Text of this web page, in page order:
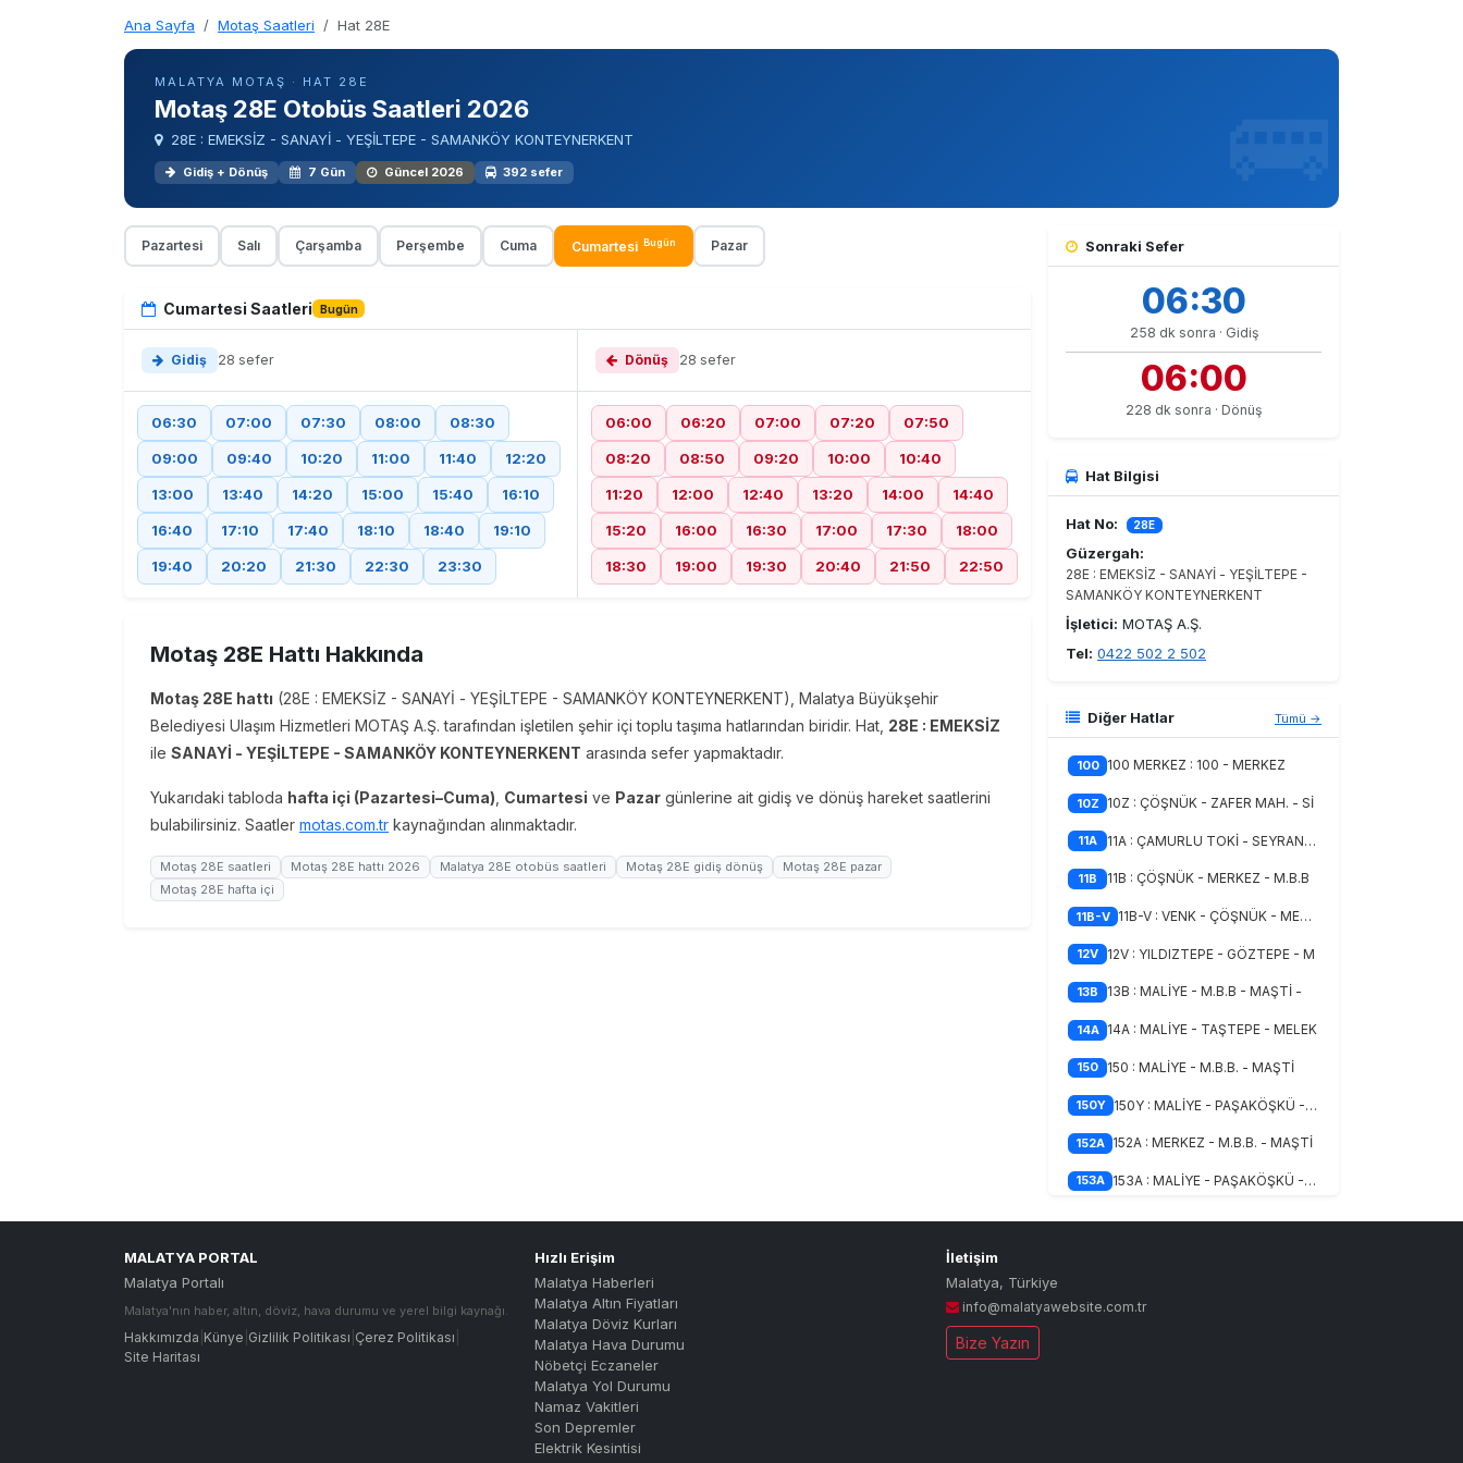
Ana Sayfa Motaş Saatleri Hat 28E
MALATYA MOTAŞ · HAT 28E
Motaş 28E Otobüs Saatleri 2026
28E : EMEKSİZ - SANAYİ - YEŞİLTEPE - SAMANKÖY KONTEYNERKENT
Gidiş + Dönüş 7 Gün Güncel 2026 392 sefer
Pazartesi Salı Çarşamba Perşembe Cuma Cumartesi Bugün Pazar
Cumartesi Saatleri Bugün
Gidiş 28 sefer
06:30 07:00 07:30 08:00 08:30
09:00 09:40 10:20 11:00 11:40 12:20
13:00 13:40 14:20 15:00 15:40 16:10
16:40 17:10 17:40 18:10 18:40 19:10
19:40 20:20 21:30 22:30 23:30
Dönüş 28 sefer
06:00 06:20 07:00 07:20 07:50
08:20 08:50 09:20 10:00 10:40
11:20 12:00 12:40 13:20 14:00 14:40
15:20 16:00 16:30 17:00 17:30 18:00
18:30 19:00 19:30 20:40 21:50 22:50
Motaş 28E Hattı Hakkında
Motaş 28E hattı (28E : EMEKSİZ - SANAYİ - YEŞİLTEPE - SAMANKÖY KONTEYNERKENT), Malatya Büyükşehir
Belediyesi Ulaşım Hizmetleri MOTAŞ A.Ş. tarafından işletilen şehir içi toplu taşıma hatlarından biridir. Hat, 28E : EMEKSİZ
ile SANAYİ - YEŞİLTEPE - SAMANKÖY KONTEYNERKENT arasında sefer yapmaktadır.
Yukarıdaki tabloda hafta içi (Pazartesi–Cuma) Cumartesi ve Pazar günlerine ait gidiş ve dönüş hareket saatlerini
bulabilirsiniz. Saatler motas.com.tr kaynağından alınmaktadır.
Motaş 28E saatleri Motaş 28E hattı 2026 Malatya 28E otobüs saatleri Motaş 28E gidiş dönüş
Motaş 28E pazar
Motaş 28E hafta içi
Sonraki Sefer
06:30
258 dk sonra · Gidiş
06:00
228 dk sonra · Dönüş
Hat Bilgisi
Hat No: 28E
Güzergah:
28E : EMEKSİZ - SANAYİ - YEŞİLTEPE -
SAMANKÖY KONTEYNERKENT
İşletici: MOTAŞ A.Ş.
Tel: 0422 502 2 502
Diğer Hatlar Tümü →
100 100 MERKEZ : 100 - MERKEZ
10Z 10Z : ÇÖŞNÜK - ZAFER MAH. - Sİ
11A 11A : ÇAMURLU TOKİ - SEYRANTEP
11B 11B : ÇÖŞNÜK - MERKEZ - M.B.B
11B-V 11B-V : VENK - ÇÖŞNÜK - MERKEZ
12V 12V : YILDIZTEPE - GÖZTEPE - M
13B 13B : MALİYE - M.B.B - MAŞTİ -
14A 14A : MALİYE - TAŞTEPE - MELEK
150 150 : MALİYE - M.B.B. - MAŞTİ
150Y 150Y : MALİYE - PAŞAKÖŞKÜ - TE
152A 152A : MERKEZ - M.B.B. - MAŞTİ
153A 153A : MALİYE - PAŞAKÖŞKÜ - TE
153B 153B : MALİYE - M.B.B. - MAŞTİ
MALATYA PORTAL
Malatya Portalı
Malatya'nın haber, altın, döviz, hava durumu ve yerel bilgi kaynağı.
Hakkımızda Künye Gizlilik Politikası Çerez Politikası
Site Haritası
Hızlı Erişim
Malatya Haberleri
Malatya Altın Fiyatları
Malatya Döviz Kurları
Malatya Hava Durumu
Nöbetçi Eczaneler
Malatya Yol Durumu
Namaz Vakitleri
Son Depremler
Elektrik Kesintisi
İletişim
Malatya, Türkiye
info@malatyawebsite.com.tr
Bize Yazın